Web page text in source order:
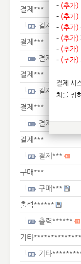
결제***
결제***
결제***
결제***
결제***
결제***
결제***
결제***
결제***
결제***
구매***
구매***
출력******
출력******
기타**************
기타
- (추가)
- (추가)
- (추가)
- (추가)
- (추가)
- (추가)
결제 시
치를 취